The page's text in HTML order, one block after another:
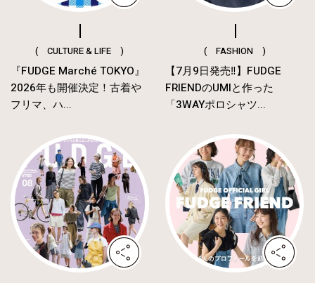
( CULTURE & LIFE )
『FUDGE Marché TOKYO』
2026年も開催決定！古着や
フリマ、ハ...
( FASHION )
【7月9日発売‼︎】FUDGE
FRIENDのUMIと作った
「3WAYポロシャツ...